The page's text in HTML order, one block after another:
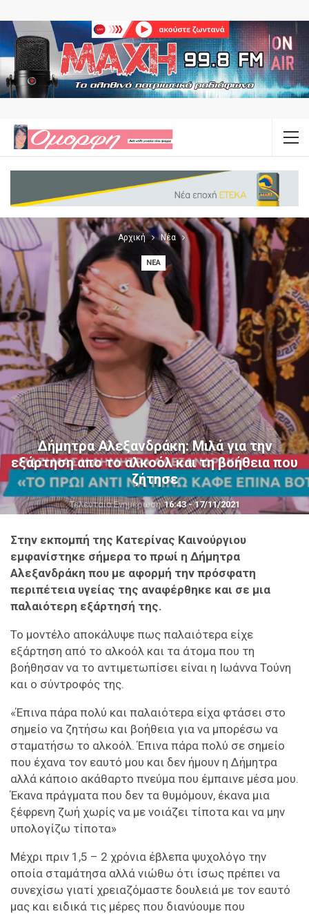
Αρχική Νέα
ΝΈΑ
Δήμητρα Αλεξανδράκη: Μιλά για την
εξάρτηση απο το αλκοόλ και τη βοήθεια που
ζήτησε
Τελευταία Ενημέρωση16:43 - 17/11/2021
Στην εκπομπή της Κατερίνας Καινούργιου
εμφανίστηκε σήμερα το πρωί η Δήμητρα
Αλεξανδράκη που με αφορμή την πρόσφατη
περιπέτεια υγείας της αναφέρθηκε και σε μια
παλαιότερη εξάρτησή της.
Το μοντέλο αποκάλυψε πως παλαιότερα είχε
εξάρτηση από το αλκοόλ και τα άτομα που τη
βοήθησαν να το αντιμετωπίσει είναι η Ιωάννα Τούνη
και ο σύντροφός της.
«Έπινα πάρα πολύ και παλαιότερα είχα φτάσει στο
σημείο να ζητήσω και βοήθεια για να μπορέσω να
σταματήσω το αλκοόλ. Έπινα πάρα πολύ σε σημείο
που έχανα τον εαυτό μου και δεν ήμουν η Δήμητρα
αλλά κάποιο ακάθαρτο πνεύμα που έμπαινε μέσα μου.
Έκανα πράγματα που δεν τα θυμόμουν, έκανα μια
ξέφρενη ζωή χωρίς να με νοιάζει τίποτα και να μην
υπολογίζω τίποτα»
Μέχρι πριν 1,5 – 2 χρόνια έβλεπα ψυχολόγο την
οποία σταμάτησα αλλά νιώθω ότι ίσως πρέπει να
συνεχίσω γιατί χρειαζόμαστε δουλειά με τον εαυτό
μας και ειδικά τις μέρες που διανύουμε που